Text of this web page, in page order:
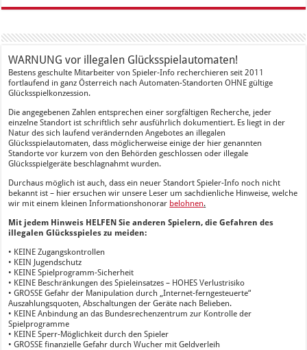
WARNUNG vor illegalen Glücksspielautomaten!
Bestens geschulte Mitarbeiter von Spieler-Info recherchieren seit 2011
fortlaufend in ganz Österreich nach Automaten-Standorten OHNE gültige
Glücksspielkonzession.
Die angegebenen Zahlen entsprechen einer sorgfältigen Recherche, jeder
einzelne Standort ist schriftlich sehr ausführlich dokumentiert. Es liegt in der
Natur des sich laufend verändernden Angebotes an illegalen
Glücksspielautomaten, dass möglicherweise einige der hier genannten
Standorte vor kurzem von den Behörden geschlossen oder illegale
Glücksspielgeräte beschlagnahmt wurden.
Durchaus möglich ist auch, dass ein neuer Standort Spieler-Info noch nicht
bekannt ist – hier ersuchen wir unsere Leser um sachdienliche Hinweise, welche
wir mit einem kleinen Informationshonorar belohnen.
Mit jedem Hinweis HELFEN Sie anderen Spielern, die Gefahren des
illegalen Glücksspieles zu meiden:
• KEINE Zugangskontrollen
• KEIN Jugendschutz
• KEINE Spielprogramm-Sicherheit
• KEINE Beschränkungen des Spieleinsatzes – HOHES Verlustrisiko
• GROSSE Gefahr der Manipulation durch „Internet-ferngesteuerte“
Auszahlungsquoten, Abschaltungen der Geräte nach Belieben.
• KEINE Anbindung an das Bundesrechenzentrum zur Kontrolle der
Spielprogramme
• KEINE Sperr-Möglichkeit durch den Spieler
• GROSSE finanzielle Gefahr durch Wucher mit Geldverleih